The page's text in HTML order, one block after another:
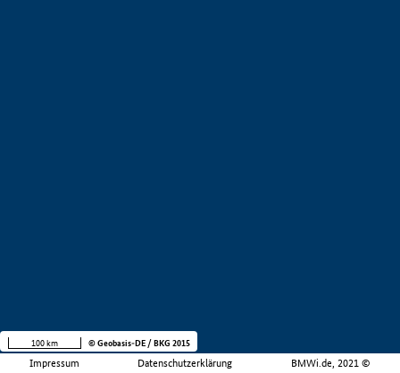
Impressum Datenschutzerklärung BMWi.de, 2021 ©
100 km © Geobasis-DE / BKG 2015